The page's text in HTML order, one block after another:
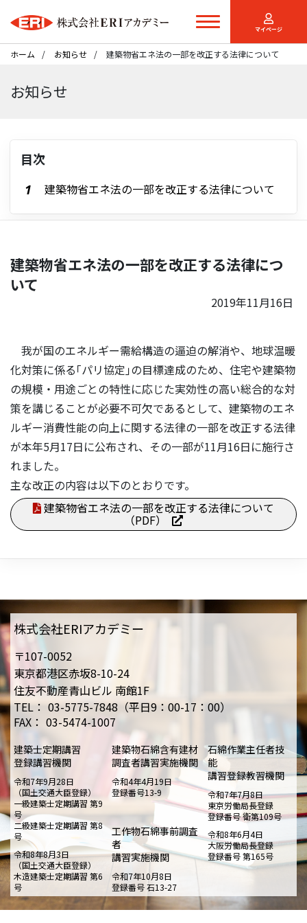
マイページ
ホーム お知らせ 建築物省エネ法の一部を改正する法律について
お知らせ
目次
建築物省エネ法の一部を改正する法律について
建築物省エネ法の一部を改正する法律につ
いて
2019年11月16日
我が国のエネルギー需給構造の逼迫の解消や、地球温暖
化対策に係る｢パリ協定｣の目標達成のため、住宅や建築物
の規模・用途ごとの特性に応じた実効性の高い総合的な対
策を講じることが必要不可欠であるとして、建築物のエネ
ルギー消費性能の向上に関する法律の一部を改正する法律
が本年5月17日に公布され、その一部が11月16日に施行さ
れました。
主な改正の内容は以下のとおりです。
建築物省エネ法の一部を改正する法律について
（PDF）
株式会社ERIアカデミー
〒107-0052
東京都港区赤坂8-10-24
住友不動産青山ビル 南館1F
TEL： 03-5775-7848（平日9：00-17：00）
FAX： 03-5474-1007
建築士定期講習
登録講習機関
令和7年9月28日
（国土交通大臣登録）
一級建築士定期講習 第9
号
二級建築士定期講習 第8
号
令和8年8月3日
（国土交通大臣登録）
木造建築士定期講習 第6
号
建築物石綿含有建材
調査者講習実施機関
令和4年4月19日
登録番号13-9
工作物石綿事前調査
者
講習実施機関
令和7年10月8日
登録番号 石13-27
石綿作業主任者技
能
講習登録教習機関
令和7年7月8日
東京労働局長登録
登録番号 衛第109号
令和8年6月4日
大阪労働局長登録
登録番号 第165号